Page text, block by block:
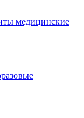
медицинские